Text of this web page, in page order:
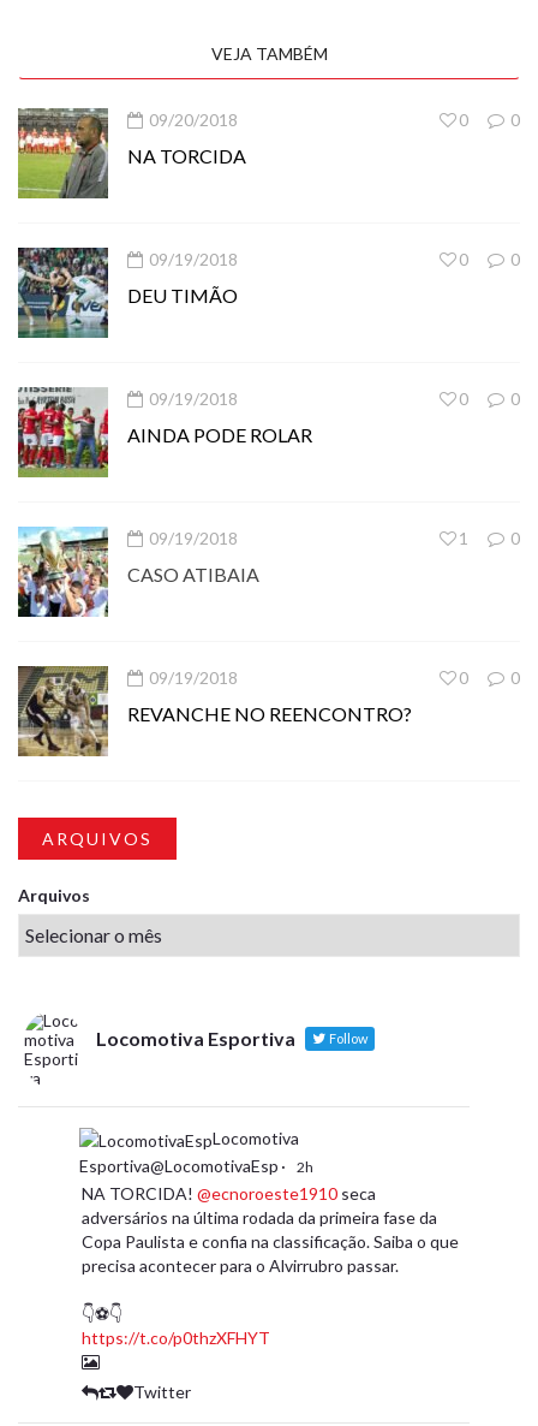
VEJA TAMBÉM
09/20/2018 0
0
NA TORCIDA
09/19/2018 0
0
DEU TIMÃO
09/19/2018 0
0
AINDA PODE ROLAR
09/19/2018 0
1
CASO ATIBAIA
09/19/2018 0
0
REVANCHE NO REENCONTRO?
ARQUIVOS
Arquivos
Locomotiva Esportiva Follow
Locomotiva
Esportiva@LocomotivaEsp · 2h
NA TORCIDA! @ecnoroeste1910 seca
adversários na última rodada da primeira fase da
Copa Paulista e confia na classificação. Saiba o que
precisa acontecer para o Alvirrubro passar.
👇⚽️👇
https://t.co/p0thzXFHYT
Twitter